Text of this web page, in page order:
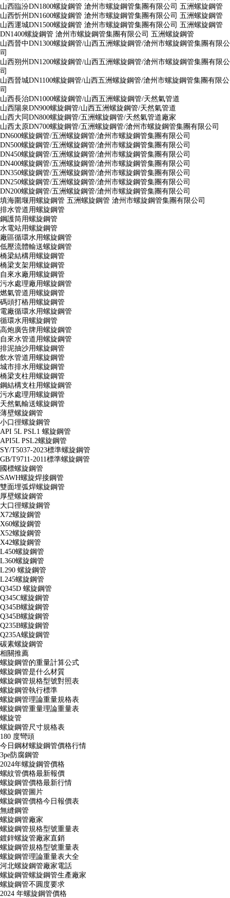
山西臨汾DN1800螺旋鋼管 滄州市螺旋鋼管集團有限公司 五洲螺旋鋼管
山西忻州DN1600螺旋鋼管 滄州市螺旋鋼管集團有限公司 五洲螺旋鋼管
山西運城DN1500螺旋鋼管 滄州市螺旋鋼管集團有限公司 五洲螺旋鋼管
DN1400螺旋鋼管 滄州市螺旋鋼管集團有限公司 五洲螺旋鋼管
山西晉中DN1300螺旋鋼管/山西五洲螺旋鋼管/滄州市螺旋鋼管集團有限公
司
山西朔州DN1200螺旋鋼管/山西五洲螺旋鋼管/滄州市螺旋鋼管集團有限公
司
山西晉城DN1100螺旋鋼管/山西五洲螺旋鋼管/滄州市螺旋鋼管集團有限公
司
山西長治DN1000螺旋鋼管/山西五洲螺旋鋼管/天然氣管道
山西陽泉DN900螺旋鋼管/山西五洲螺旋鋼管/天然氣管道
山西大同DN800螺旋鋼管/五洲螺旋鋼管/天然氣管道廠家
山西太原DN700螺旋鋼管/五洲螺旋鋼管/滄州市螺旋鋼管集團有限公司
DN600螺旋鋼管/五洲螺旋鋼管/滄州市螺旋鋼管集團有限公司
DN500螺旋鋼管/五洲螺旋鋼管/滄州市螺旋鋼管集團有限公司
DN450螺旋鋼管/五洲螺旋鋼管/滄州市螺旋鋼管集團有限公司
DN400螺旋鋼管/五洲螺旋鋼管/滄州市螺旋鋼管集團有限公司
DN350螺旋鋼管/五洲螺旋鋼管/滄州市螺旋鋼管集團有限公司
DN250螺旋鋼管/五洲螺旋鋼管/滄州市螺旋鋼管集團有限公司
DN200螺旋鋼管/五洲螺旋鋼管/滄州市螺旋鋼管集團有限公司
填海圍堰用螺旋鋼管 五洲螺旋鋼管 滄州市螺旋鋼管集團有限公司
排水管道用螺旋鋼管
鋼護筒用螺旋鋼管
水電站用螺旋鋼管
廠區循環水用螺旋鋼管
低壓流體輸送螺旋鋼管
橋梁結構用螺旋鋼管
橋梁支架用螺旋鋼管
自來水廠用螺旋鋼管
污水處理廠用螺旋鋼管
燃氣管道用螺旋鋼管
碼頭打樁用螺旋鋼管
電廠循環水用螺旋鋼管
循環水用螺旋鋼管
高炮廣告牌用螺旋鋼管
自來水管道用螺旋鋼管
排泥抽沙用螺旋鋼管
飲水管道用螺旋鋼管
城市排水用螺旋鋼管
橋梁支柱用螺旋鋼管
鋼結構支柱用螺旋鋼管
污水處理用螺旋鋼管
天然氣輸送螺旋鋼管
薄壁螺旋鋼管
小口徑螺旋鋼管
API 5L PSL1 螺旋鋼管
API5L PSL2螺旋鋼管
SY/T5037-2023標準螺旋鋼管
GB/T9711-2011標準螺旋鋼管
國標螺旋鋼管
SAWH螺旋焊接鋼管
雙面埋弧焊螺旋鋼管
厚壁螺旋鋼管
大口徑螺旋鋼管
X72螺旋鋼管
X60螺旋鋼管
X52螺旋鋼管
X42螺旋鋼管
L450螺旋鋼管
L360螺旋鋼管
L290 螺旋鋼管
L245螺旋鋼管
Q345D 螺旋鋼管
Q345C螺旋鋼管
Q345B螺旋鋼管
Q345B螺旋鋼管
Q235B螺旋鋼管
Q235A螺旋鋼管
碳素螺旋鋼管
相關推薦
螺旋鋼管的重量計算公式
螺旋鋼管是什么材質
螺旋鋼管規格型號對照表
螺旋鋼管執行標準
螺旋鋼管理論重量規格表
螺旋鋼管重量理論重量表
螺旋管
螺旋鋼管尺寸規格表
180 度彎頭
今日鋼材螺旋鋼管價格行情
3pe防腐鋼管
2024年螺旋鋼管價格
螺紋管價格最新報價
螺旋鋼管價格最新行情
螺旋鋼管圖片
螺旋鋼管價格今日報價表
無縫鋼管
螺旋鋼管廠家
螺旋鋼管規格型號重量表
鍍鋅螺旋管廠家直銷
螺旋鋼管規格型號重量表
螺旋鋼管理論重量表大全
河北螺旋鋼管廠家電話
螺旋鋼管螺旋鋼管生產廠家
螺旋鋼管不圓度要求
2024 年螺旋鋼管價格